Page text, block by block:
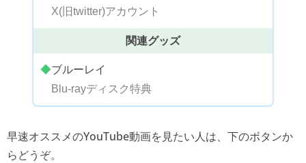
X(旧twitter)アカウント
関連グッズ
◆ブルーレイ
Blu-rayディスク特典
早速オススメのYouTube動画を見たい人は、下のボタンか
らどうぞ。